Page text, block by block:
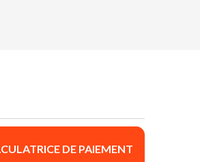
DE PAIEMENT